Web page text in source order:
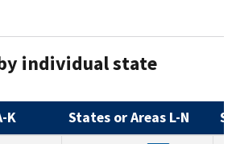
individual state
K States or Areas L-N